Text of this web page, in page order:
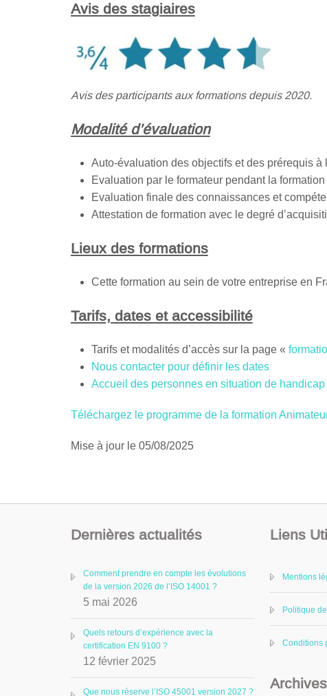
Avis des stagiaires
Avis des participants aux formations depuis 2020.
Modalité d’évaluation
Auto-évaluation des objectifs et des prérequis à
Evaluation par le formateur pendant la
Evaluation finale des connaissances et
Attestation de formation avec le degré
Lieux des formations
Cette formation au sein de votre entreprise en
Tarifs, dates et accessibilité
Tarifs et modalités d’accès sur la page «
Nous contacter pour définir les dates
Accueil des personnes en situation de handicap
Téléchargez le programme de la formation
Mise à jour le 05/08/2025
Dernières actualités
Comment prendre en compte les évolutions
de la version 2026 de l’ISO 14001 ?
5 mai 2026
Quels retours d’expérience avec la
certification EN 9100 ?
12 février 2025
Que nous réserve l’ISO 45001 version 2027 ?
Liens
Mentions
Politique
Conditions
Archives